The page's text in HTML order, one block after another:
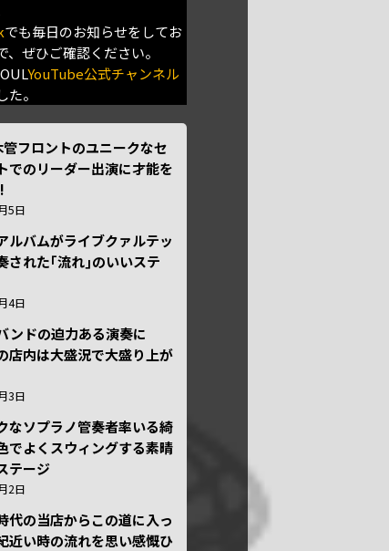
でも毎日のお知らせをしてお
、ぜひご確認ください。
YouTube公式チャンネル
。
フロントのユニークなセ
でのリーダー出演に才能を
5日
ルバムがライブクァルテッ
された｢流れ｣のいいステ
4日
ンドの迫力ある演奏に
店内は大盛況で大盛り上が
3日
なソプラノ管奏者率いる綺
でよくスウィングする素晴
テージ
2日
代の当店からこの道に入っ
近い時の流れを思い感慨ひ